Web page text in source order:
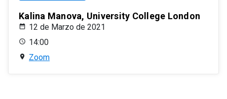
Kalina Manova, University College London
12 de Marzo de 2021
14:00
Zoom